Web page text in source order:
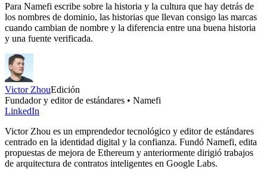
Para Namefi escribe sobre la historia y la cultura que hay detrás de
los nombres de dominio, las historias que llevan consigo las marcas
cuando cambian de nombre y la diferencia entre una buena historia
y una fuente verificada.
Victor ZhouEdición
Fundador y editor de estándares • Namefi
LinkedIn
Victor Zhou es un emprendedor tecnológico y editor de estándares
centrado en la identidad digital y la confianza. Fundó Namefi, edita
propuestas de mejora de Ethereum y anteriormente dirigió trabajos
de arquitectura de contratos inteligentes en Google Labs.